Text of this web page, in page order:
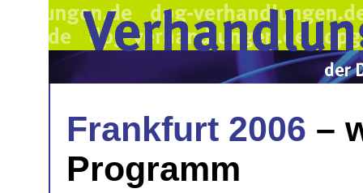
Frankfurt 2006 –
Programm